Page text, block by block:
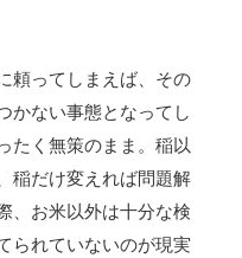
頼ってしまえば、その
かない事態となってし
たく無策のまま。稲以
稲だけ変えれば問題解
、お米以外は十分な検
られていないのが現実